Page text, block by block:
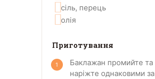
сіль, перець
олія
Приготування
Баклажан промийте та
наріжте однаковими за